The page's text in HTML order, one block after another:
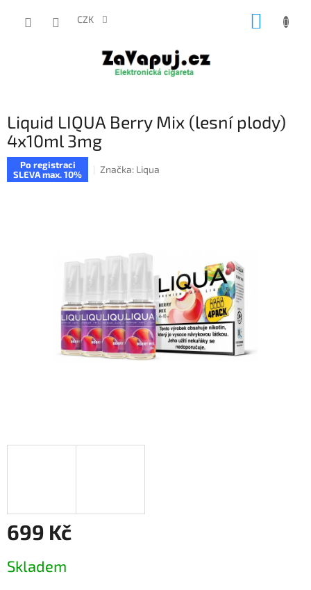
CZK
Liquid LIQUA Berry Mix (lesní plody)
4x10ml 3mg
Po registraci
SLEVA max. 10%
Značka: Liqua
699 Kč
cena:
Skladem